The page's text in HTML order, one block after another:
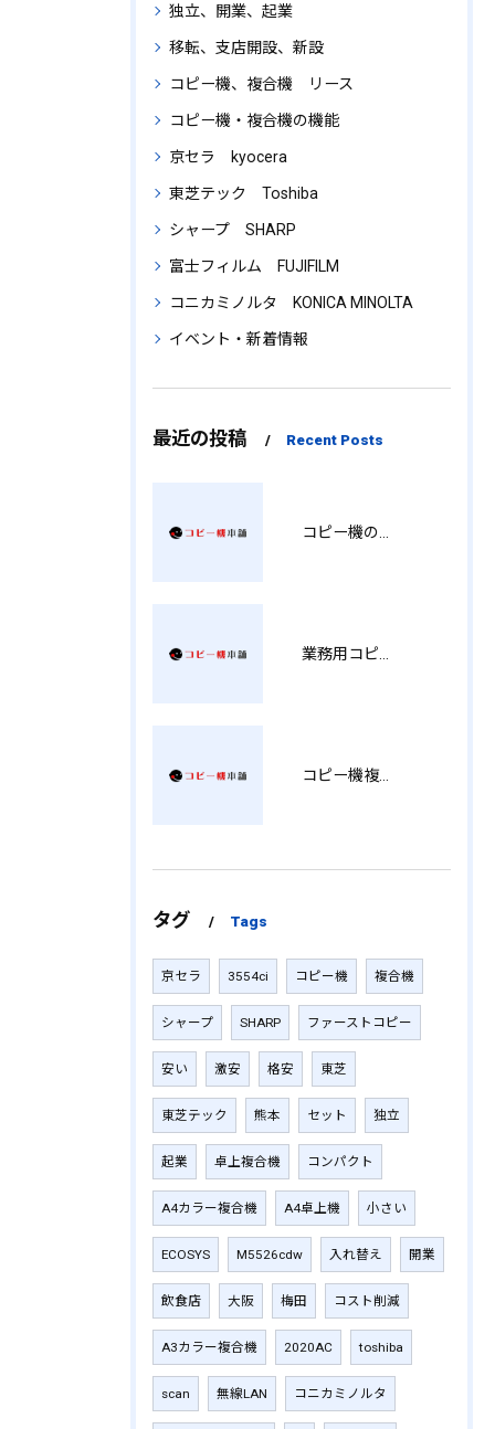
独立、開業、起業
移転、支店開設、新設
コピー機、複合機 リース
コピー機・複合機の機能
京セラ kyocera
東芝テック Toshiba
シャープ SHARP
富士フィルム FUJIFILM
コニカミノルタ KONICA MINOLTA
イベント・新着情報
最近の投稿 Recent Posts
コピー機複合機の選び方と費用比較 MT
タグ Tags
京セラ 3554ci コピー機 複合機
シャープ SHARP ファーストコピー
安い 激安 格安 東芝
東芝テック 熊本 セット 独立
起業 卓上複合機 コンパクト
A4カラー複合機 A4卓上機 小さい
ECOSYS M5526cdw 入れ替え 開業
飲食店 大阪 梅田 コスト削減
A3カラー複合機 2020AC toshiba
scan 無線LAN コニカミノルタ